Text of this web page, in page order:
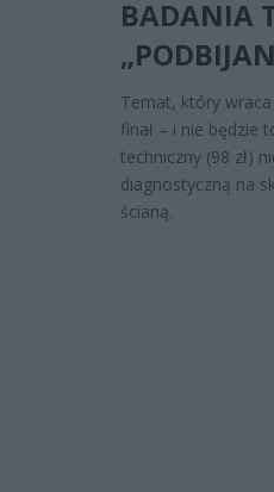
BADANIA
Temat, który
finał – i nie będzie
techniczny (98 zł)
diagnostyczną na
ścianą.